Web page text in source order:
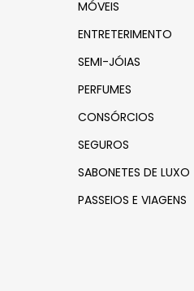
MÓVEIS
ENTRETERIMENTO
SEMI-JÓIAS
PERFUMES
CONSÓRCIOS
SEGUROS
SABONETES DE LUXO
PASSEIOS E VIAGENS